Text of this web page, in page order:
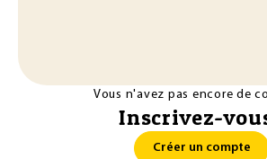
Vous n'avez pas encore de
Inscrivez-
Créer un compte